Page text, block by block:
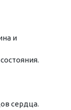
и
сердца.